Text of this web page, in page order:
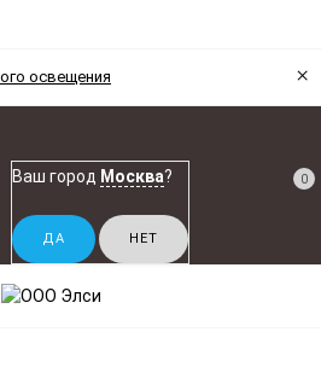
освещения ×
Ваш город Москва? 0